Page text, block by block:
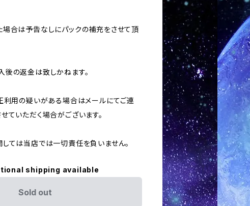
場合は予告なしにパックの補充をさせて頂
後の返金は致しかねます。
利用の疑いがある場合はメールにてご連
ていただく場合がございます。
しては当店では一切責任を負いません。
shipping available
Sold out